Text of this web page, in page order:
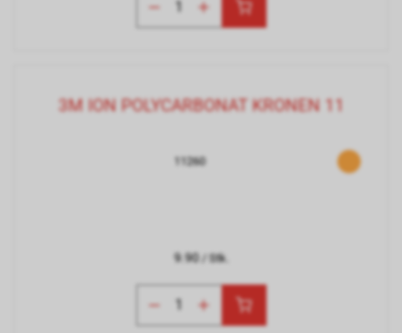
3M ION POLYCARBONAT KRONEN 11
11260
9.90/ Stk.